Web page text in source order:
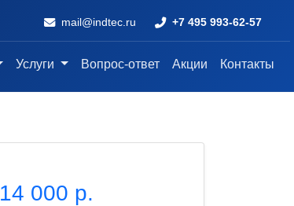
mail@indtec.ru +7 495 993-62-57
Услуги Вопрос-ответ Акции Контакты
14 000 р.